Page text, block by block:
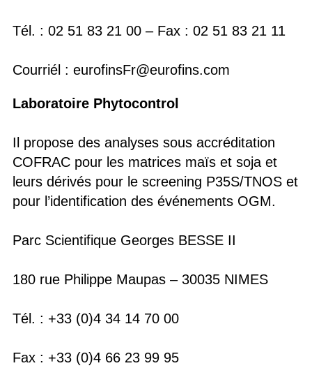
Tél. : 02 51 83 21 00 – Fax : 02 51 83 21 11
Courriél : eurofinsFr@eurofins.com
Laboratoire Phytocontrol
Il propose des analyses sous accréditation
COFRAC pour les matrices maïs et soja et
leurs dérivés pour le screening P35S/TNOS et
pour l’identification des événements OGM.
Parc Scientifique Georges BESSE II
180 rue Philippe Maupas – 30035 NIMES
Tél. : +33 (0)4 34 14 70 00
Fax : +33 (0)4 66 23 99 95